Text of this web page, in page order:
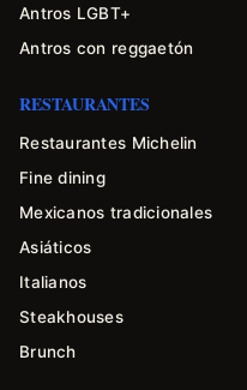
Antros LGBT+
Antros con reggaetón
RESTAURANTES
Restaurantes Michelin
Fine dining
Mexicanos tradicionales
Asiáticos
Italianos
Steakhouses
Brunch